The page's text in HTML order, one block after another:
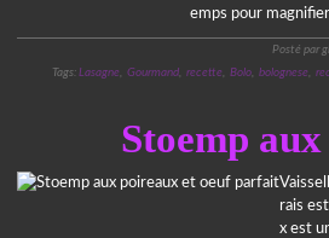
emps pour
Posté par
Tags: Lasagne, Gourmand, recette, Bolo, bolognese,
Stoemp
rais
x est